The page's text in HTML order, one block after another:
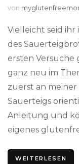
von
Vielleicht seid
des
ersten Versuche
ganz neu im
zuerst an
Sauerteigs
Anleitung und
eigenes
WEITERLESEN